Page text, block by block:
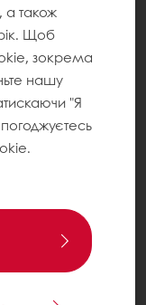
а також
Щоб
зокрема
нашу
"Я